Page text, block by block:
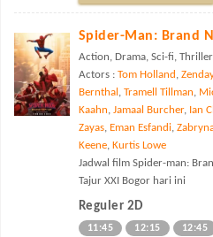
Spider-Man: Brand
Action, Drama, Sci-fi,
Actors : Tom Holland ,
Bernthal , Tramell Tillman,
Kaahn, Jamaal Burcher, Ian
Zayas, Eman Esfandi,
Keene, Kurtis Lowe
Jadwal film Spider-man:
Tajur XXI Bogor hari ini
Reguler 2D
11:45 12:15 12:45